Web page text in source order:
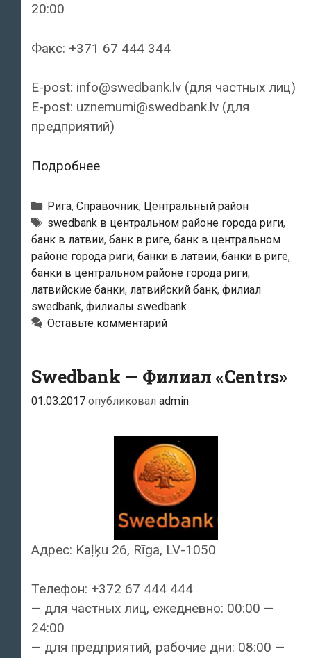
20:00
Факс: +371 67 444 344
E-post: info@swedbank.lv (для частных лиц)
E-post: uznemumi@swedbank.lv (для
предприятий)
ПодробнееSwedbank
Филиал
«Esplanāde»
Рубрики
Рига, Справочник, Центральный район
Тэги
swedbank в центральном районе города риги,
банк в латвии, банк в риге, банк в центральном
районе города риги, банки в латвии, банки в риге,
банки в центральном районе города риги,
латвийские банки, латвийский банк, филиал
swedbank, филиалы swedbank
Оставьте комментарий
Swedbank — Филиал «Centrs»
01.03.2017 опубликовал admin
Адрес: Kaļķu 26, Rīga, LV-1050
Телефон: +372 67 444 444
— для частных лиц, ежедневно: 00:00 —
24:00
— для предприятий, рабочие дни: 08:00 —